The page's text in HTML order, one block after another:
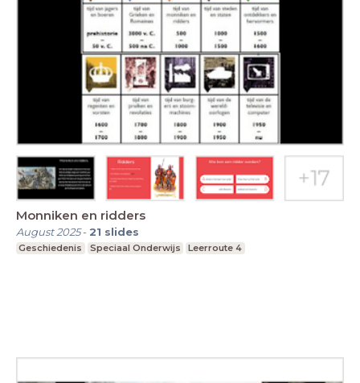
Monniken en ridders
August 2025- 21 slides
Geschiedenis Speciaal Onderwijs Leerroute 4